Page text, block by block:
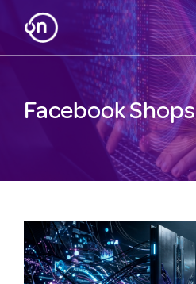
Facebook Shops